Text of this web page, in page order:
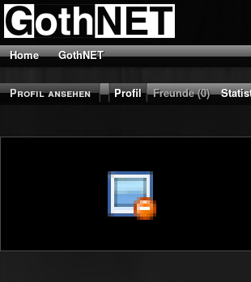
Home GothNET
Profil ansehen Profil Freunde (0)